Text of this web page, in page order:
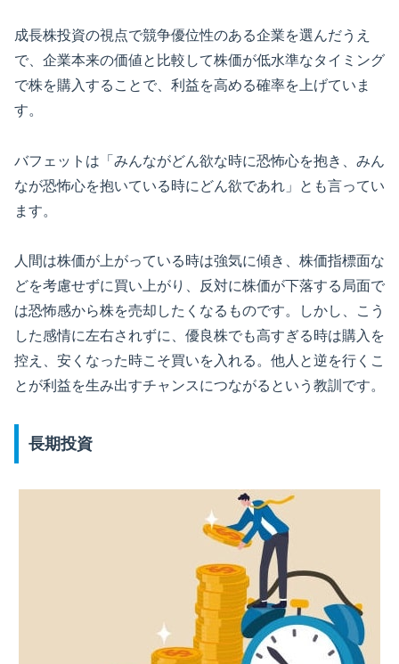
成長株投資の視点で競争優位性のある企業を選んだうえ
で、企業本来の価値と比較して株価が低水準なタイミング
で株を購入することで、利益を高める確率を上げていま
す。
バフェットは「みんながどん欲な時に恐怖心を抱き、みん
なが恐怖心を抱いている時にどん欲であれ」とも言ってい
ます。
人間は株価が上がっている時は強気に傾き、株価指標面な
どを考慮せずに買い上がり、反対に株価が下落する局面で
は恐怖感から株を売却したくなるものです。しかし、こう
した感情に左右されずに、優良株でも高すぎる時は購入を
控え、安くなった時こそ買いを入れる。他人と逆を行くこ
とが利益を生み出すチャンスにつながるという教訓です。
長期投資